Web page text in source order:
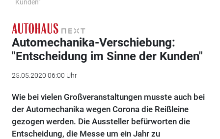
Kunden"
Automechanika-Verschiebung:
"Entscheidung im Sinne der Kunden"
25.05.2020 06:00 Uhr
Wie bei vielen Großveranstaltungen musste auch bei
der Automechanika wegen Corona die Reißleine
gezogen werden. Die Aussteller befürworten die
Entscheidung, die Messe um ein Jahr zu